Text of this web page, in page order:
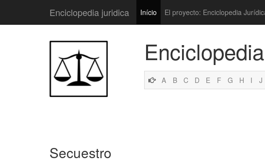
Enciclopedia juridica Início El proyecto: Enciclopedia
A B C D E F G H I J
Secuestro